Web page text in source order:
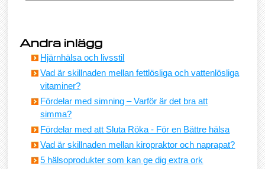
Andra inlägg
Hjärnhälsa och livsstil
Vad är skillnaden mellan fettlösliga och vattenlösliga
vitaminer?
Fördelar med simning – Varför är det bra att
simma?
Fördelar med att Sluta Röka - För en Bättre hälsa
Vad är skillnaden mellan kiropraktor och naprapat?
5 hälsoprodukter som kan ge dig extra ork